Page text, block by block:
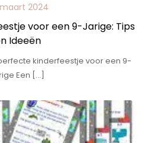
2024
voor een 9-Jarige: Tips
Ideeën
kinderfeestje voor een 9-
Een […]